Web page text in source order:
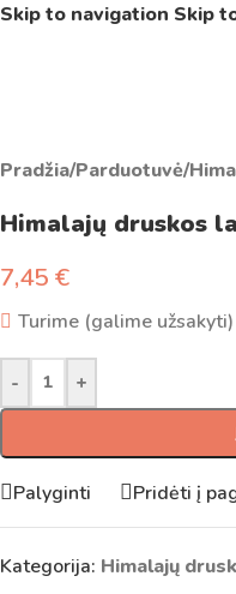
Skip to navigation Skip
Pradžia/Parduotuvė/
Himalajų druskos
7,45 €
Turime (galime užsakyti)
- +
Palyginti Pridėti į
Kategorija: Himalajų